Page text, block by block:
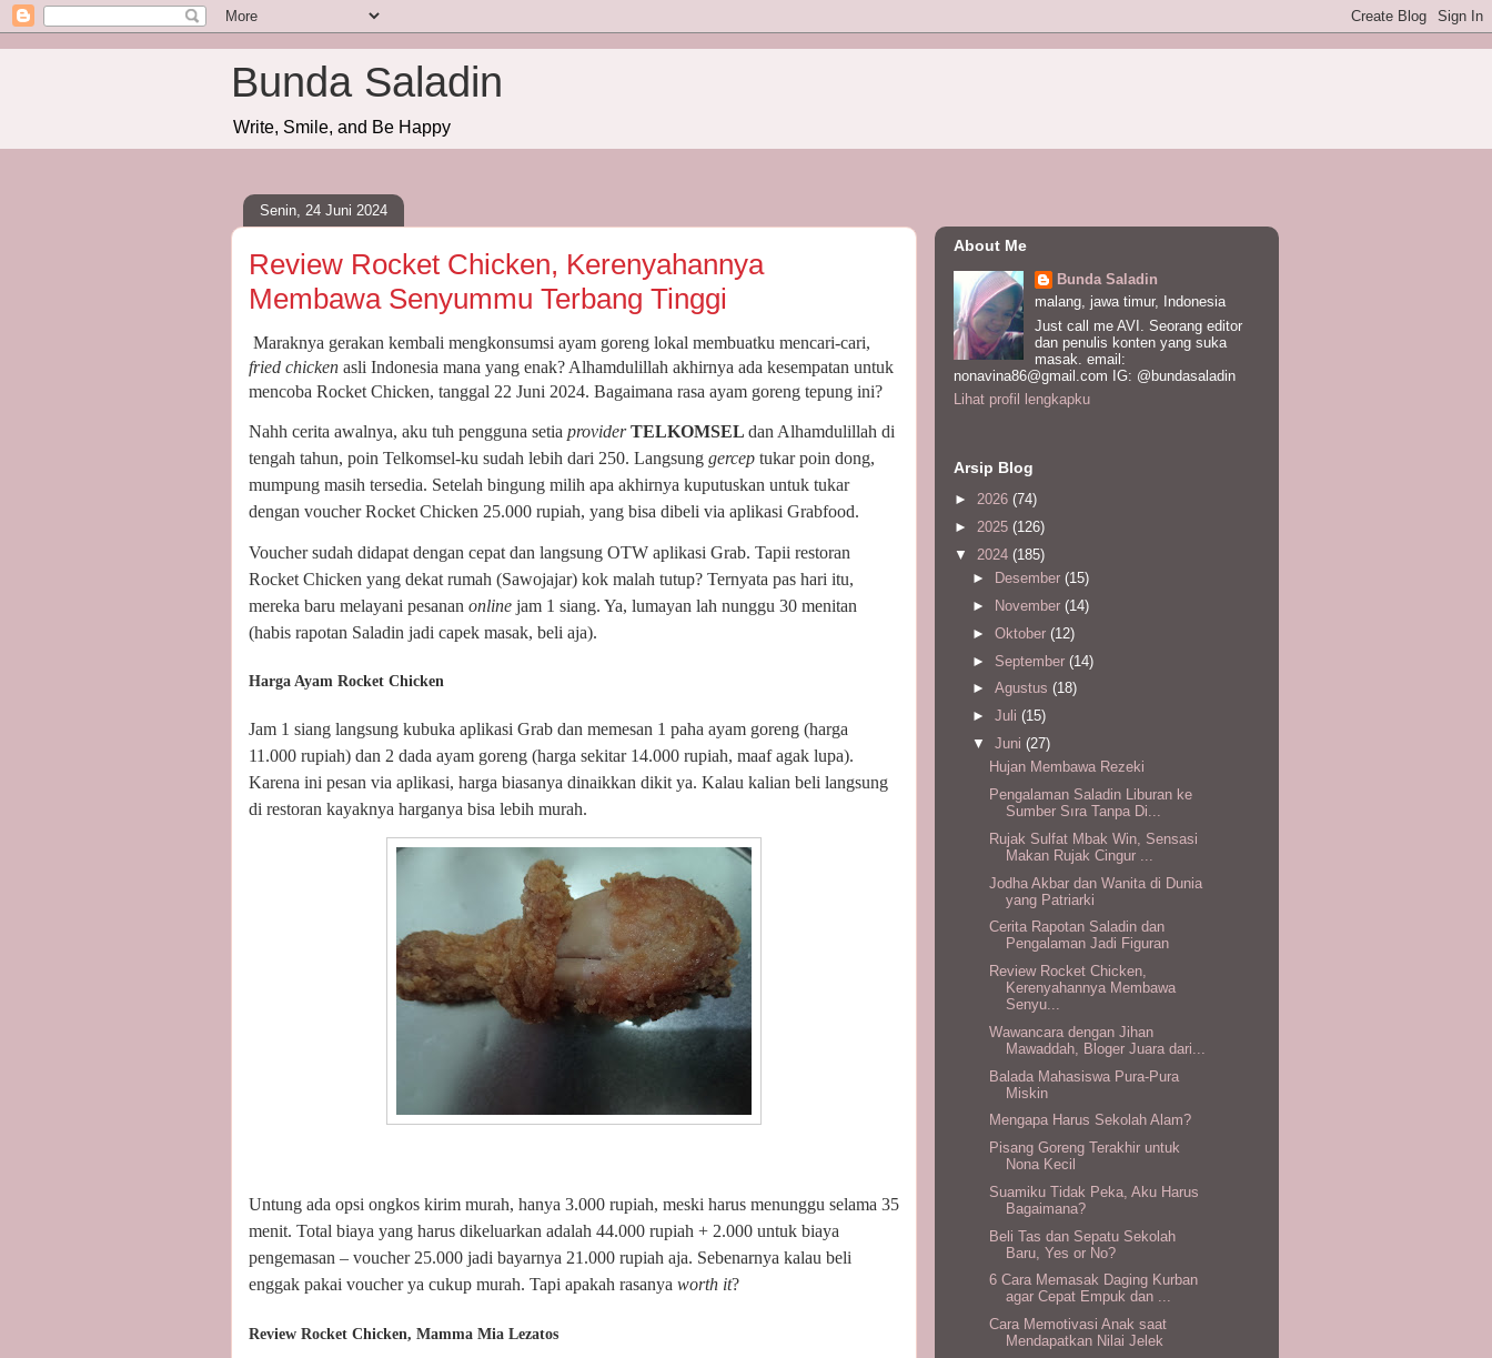
Bunda Saladin
Write, Smile, and Be Happy
Senin, 24 Juni 2024
Review Rocket Chicken, Kerenyahannya
Membawa Senyummu Terbang Tinggi
Maraknya gerakan kembali mengkonsumsi ayam goreng lokal membuatku mencari-cari,
fried chicken asli Indonesia mana yang enak? Alhamdulillah akhirnya ada kesempatan untuk
mencoba Rocket Chicken, tanggal 22 Juni 2024. Bagaimana rasa ayam goreng tepung ini?
Nahh cerita awalnya, aku tuh pengguna setia providerTELKOMSEL dan Alhamdulillah di
tengah tahun, poin Telkomsel-ku sudah lebih dari 250. Langsung gercep tukar poin dong,
mumpung masih tersedia. Setelah bingung milih apa akhirnya kuputuskan untuk tukar
dengan voucher Rocket Chicken 25.000 rupiah, yang bisa dibeli via aplikasi Grabfood.
Voucher sudah didapat dengan cepat dan langsung OTW aplikasi Grab. Tapii restoran
Rocket Chicken yang dekat rumah (Sawojajar) kok malah tutup? Ternyata pas hari itu,
mereka baru melayani pesanan online jam 1 siang. Ya, lumayan lah nunggu 30 menitan
(habis rapotan Saladin jadi capek masak, beli aja).
Harga Ayam Rocket Chicken
Jam 1 siang langsung kubuka aplikasi Grab dan memesan 1 paha ayam goreng (harga
11.000 rupiah) dan 2 dada ayam goreng (harga sekitar 14.000 rupiah, maaf agak lupa).
Karena ini pesan via aplikasi, harga biasanya dinaikkan dikit ya. Kalau kalian beli langsung
di restoran kayaknya harganya bisa lebih murah.
Untung ada opsi ongkos kirim murah, hanya 3.000 rupiah, meski harus menunggu selama 35
menit. Total biaya yang harus dikeluarkan adalah 44.000 rupiah + 2.000 untuk biaya
pengemasan – voucher 25.000 jadi bayarnya 21.000 rupiah aja. Sebenarnya kalau beli
enggak pakai voucher ya cukup murah. Tapi apakah rasanya worth it?
Review Rocket Chicken, Mamma Mia Lezatos
About Me
Bunda Saladin
malang, jawa timur, Indonesia
Just call me AVI. Seorang editor
dan penulis konten yang suka
masak. email:
nonavina86@gmail.com IG: @bundasaladin
Lihat profil lengkapku
Arsip Blog
► 2026 (74)
► 2025 (126)
▼ 2024 (185)
►
Desember (15)
►
November (14)
► Oktober (12)
► September (14)
► Agustus (18)
► Juli (15)
▼ Juni (27)
Hujan Membawa Rezeki
Pengalaman Saladin Liburan ke
Sumber Sıra Tanpa Di...
Rujak Sulfat Mbak Win, Sensasi
Makan Rujak Cingur ...
Jodha Akbar dan Wanita di Dunia
yang Patriarki
Cerita Rapotan Saladin dan
Pengalaman Jadi Figuran
Review Rocket Chicken,
Kerenyahannya Membawa
Senyu...
Wawancara dengan Jihan
Mawaddah, Bloger Juara dari...
Balada Mahasiswa Pura-Pura
Miskin
Mengapa Harus Sekolah Alam?
Pisang Goreng Terakhir untuk
Nona Kecil
Suamiku Tidak Peka, Aku Harus
Bagaimana?
Beli Tas dan Sepatu Sekolah
Baru, Yes or No?
6 Cara Memasak Daging Kurban
agar Cepat Empuk dan ...
Cara Memotivasi Anak saat
Mendapatkan Nilai Jelek